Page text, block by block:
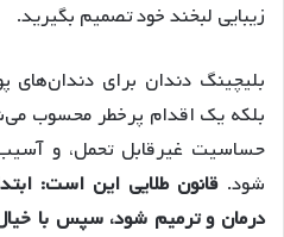
زیبایی لبخند خود تصمیم بگیرید.
بلیچینگ دندان برای دندان‌های
بلکه یک اقدام پرخطر محسوب
حساسیت غیرقابل تحمل، و
شود.قانون طلایی این است:
درمان و ترمیم شود، سپس با